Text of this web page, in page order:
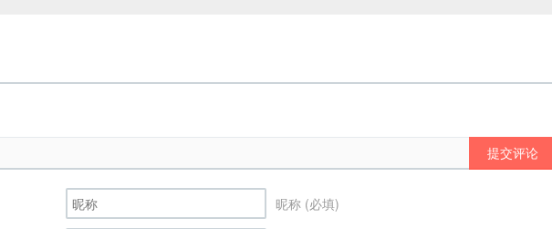
提交评论
昵称 (必填)